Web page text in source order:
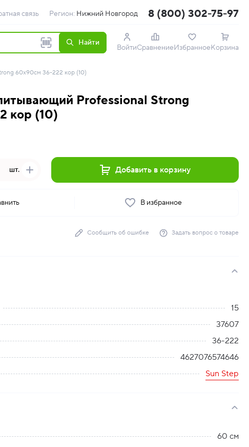
связь Регион: Нижний Новгород 8 (800) 302-75-97
Найти
ВойтиСравнениеИзбранноеКорзина
60х90см 36-222 кор (10)
Professional Strong
кор (10)
шт. Добавить в корзину
В избранное
Сообщить об ошибке Задать вопрос о товаре
15
37607
36-222
4627076574646
Sun Step
60 см